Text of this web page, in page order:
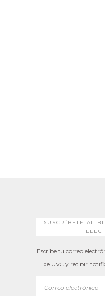
SUSCRÍBETE AL
Escribe tu correo
de UVC y recibir